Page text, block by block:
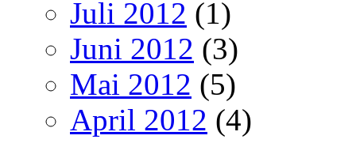
Juli 2012 (1)
Juni 2012 (3)
Mai 2012 (5)
April 2012 (4)